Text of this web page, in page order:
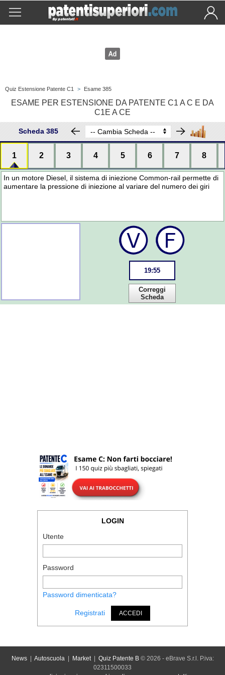
Quiz Estensione Patente C1 > Esame 385
ESAME PER ESTENSIONE DA PATENTE C1 A C E DA
C1E A CE
Scheda 385
1 2 3 4 5 6 7 8
In un motore Diesel, il sistema di iniezione Common-rail permette di
aumentare la pressione di iniezione al variare del numero dei giri
19:55
Correggi
Scheda
LOGIN
Utente
Password
Password dimenticata?
Registrati ACCEDI
News| Autoscuola| Market| Quiz Patente B© 2026 - eBrave S.r.l. P.iva:
02311500033